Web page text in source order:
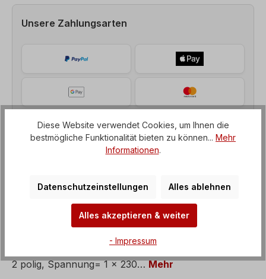
Unsere Zahlungsarten
Wechselstrommotor, Einphasenmotor mit Betriebs-
2 polig, Spannung= 1 x 230…Mehr
Diese Website verwendet Cookies, um Ihnen die
bestmögliche Funktionalität bieten zu können... Mehr
Informationen.
Datenschutzeinstellungen Alles ablehnen
Alles akzeptieren & weiter
- Impressum